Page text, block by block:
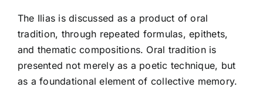
The Ilias is discussed as a product of oral
tradition, through repeated formulas, epithets,
and thematic compositions. Oral tradition is
presented not merely as a poetic technique, but
as a foundational element of collective memory.